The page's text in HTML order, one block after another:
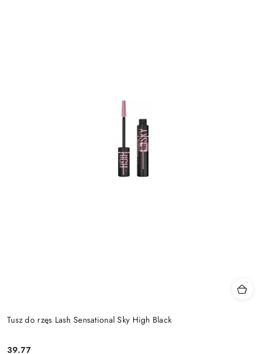
Tusz do rzęs Lash Sensational Sky High Black
39.77